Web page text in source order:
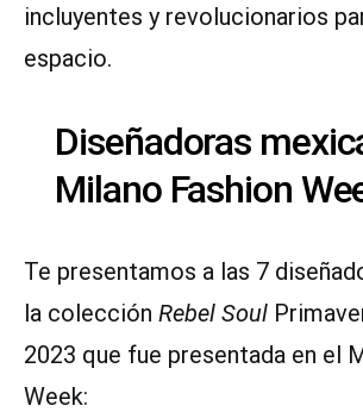
incluyentes y revolucionarios
espacio.
Diseñadoras
Milano Fashion
Te presentamos a las 7
la colección Rebel Soul
2023 que fue presentada en el
Week: